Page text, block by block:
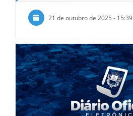
21 de outubro de 2025 - 15:39